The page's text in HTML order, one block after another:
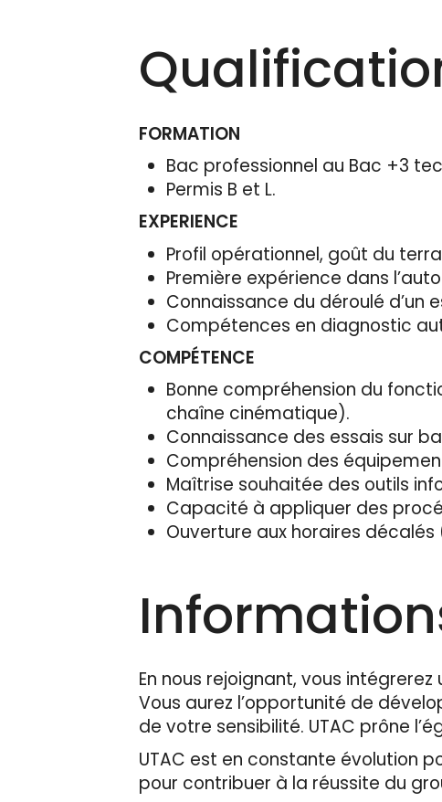
FORMATION
Bac professionnel au Bac +3
Permis B et L.
EXPERIENCE
Profil opérationnel, goût du
Première expérience dans
Connaissance du déroulé d’un
Compétences en diagnostic
COMPÉTENCE
Bonne compréhension du
chaîne cinématique).
Connaissance des essais sur
Compréhension des
Maîtrise souhaitée des outils
Capacité à appliquer des
Ouverture aux horaires
En nous rejoignant, vous
Vous aurez l’opportunité de
de votre sensibilité. UTAC prône
UTAC est en constante évolution
pour contribuer à la réussite du